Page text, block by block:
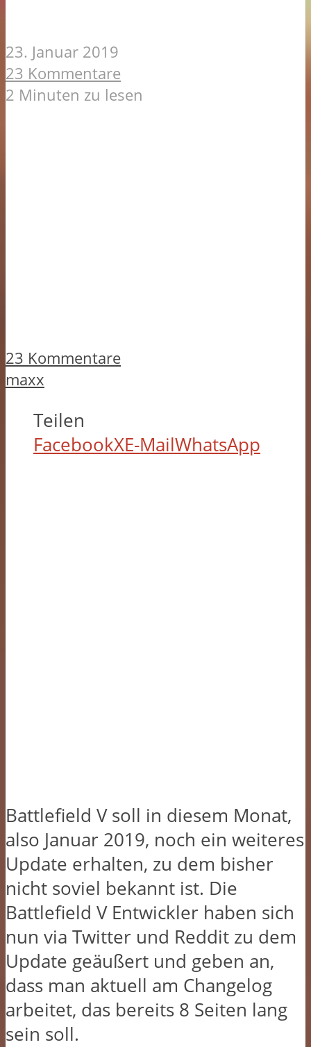
23. Januar 2019
23 Kommentare
2 Minuten zu lesen
23 Kommentare
maxx
Teilen
FacebookXE-MailWhatsApp
Battlefield V soll in diesem Monat,
also Januar 2019, noch ein weiteres
Update erhalten, zu dem bisher
nicht soviel bekannt ist. Die
Battlefield V Entwickler haben sich
nun via Twitter und Reddit zu dem
Update geäußert und geben an,
dass man aktuell am Changelog
arbeitet, das bereits 8 Seiten lang
sein soll.